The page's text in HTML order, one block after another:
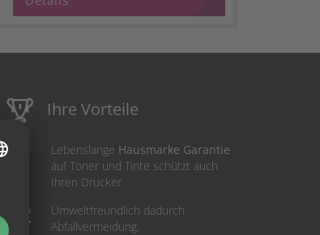
Ihre Vorteile
Lebenslange Hausmarke Garantie
auf Toner und Tinte schützt auch
Ihren Drucker.
Umweltfreundlich dadurch
Abfallvermeidung.